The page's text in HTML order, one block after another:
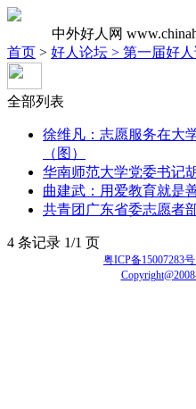
中外好人网
首页 > 好人论坛 > 第一届好
全部列表
徐维凡：志愿服务在大
（图）
华南师范大学党委书记
曲建武：用爱教育就是
共青团广东省委志愿者
4 条记录 1/1 页
粤ICP备15007283